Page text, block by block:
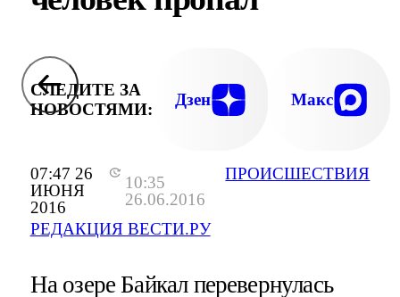
07:47 26
ИЮНЯ
2016
10:35
26.06.2016
РЕДАКЦИЯ ВЕСТИ.РУ
ПРОИСШЕСТВИЯ
СЛЕДИТЕ ЗА
НОВОСТЯМИ:
Дзен Макс
На озере Байкал перевернулась